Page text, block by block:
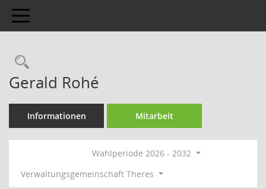
Toggle navigation
Rechercheauswahl
Gerald Rohé
Informationen Mitarbeit
Wahlperiode 2026 - 2032
Verwaltungsgemeinschaft Theres